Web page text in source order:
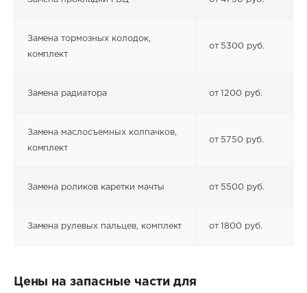
Замена тормозных колодок,
комплект
от 5300 руб.
Замена радиатора от 1200 руб.
Замена маслосъемных колпачков,
комплект
от 5750 руб.
Замена роликов каретки мачты от 5500 руб.
Замена рулевых пальцев, комплект от 1800 руб.
Цены на запасные части для